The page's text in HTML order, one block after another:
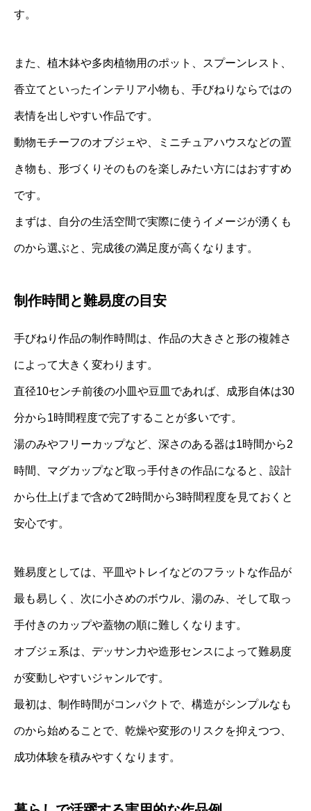
す。
また、植木鉢や多肉植物用のポット、スプーンレスト、
香立てといったインテリア小物も、手びねりならではの
表情を出しやすい作品です。
動物モチーフのオブジェや、ミニチュアハウスなどの置
き物も、形づくりそのものを楽しみたい方にはおすすめ
です。
まずは、自分の生活空間で実際に使うイメージが湧くも
のから選ぶと、完成後の満足度が高くなります。
制作時間と難易度の目安
手びねり作品の制作時間は、作品の大きさと形の複雑さ
によって大きく変わります。
直径10センチ前後の小皿や豆皿であれば、成形自体は30
分から1時間程度で完了することが多いです。
湯のみやフリーカップなど、深さのある器は1時間から2
時間、マグカップなど取っ手付きの作品になると、設計
から仕上げまで含めて2時間から3時間程度を見ておくと
安心です。
難易度としては、平皿やトレイなどのフラットな作品が
最も易しく、次に小さめのボウル、湯のみ、そして取っ
手付きのカップや蓋物の順に難しくなります。
オブジェ系は、デッサン力や造形センスによって難易度
が変動しやすいジャンルです。
最初は、制作時間がコンパクトで、構造がシンプルなも
のから始めることで、乾燥や変形のリスクを抑えつつ、
成功体験を積みやすくなります。